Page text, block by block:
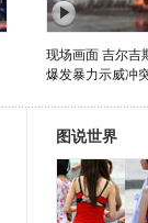
现场画面 吉尔吉
爆发暴力示威冲
图说世界